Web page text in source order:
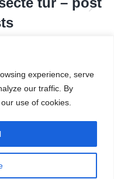
experience, serve
our traffic. By
use of cookies.